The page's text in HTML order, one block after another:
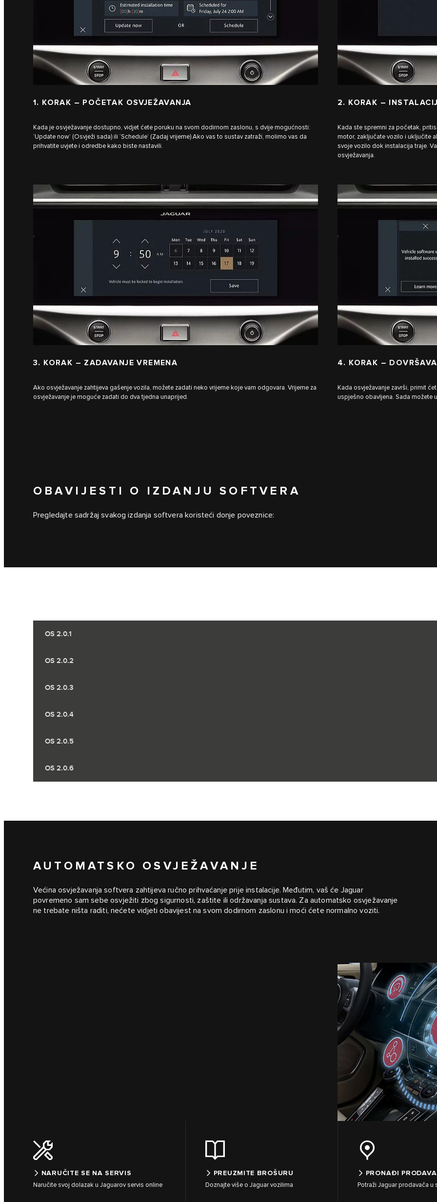
1. KORAK – POČETAK OSVJEŽAVANJA
Kada je osvježavanje dostupno, vidjet ćete poruku na svom dodirnom zaslonu, s dvije mogućnosti:
‘Update now’ (Osvježi sada) ili ‘Schedule’ (Zadaj vrijeme) Ako vas to sustav zatraži, molimo vas da
prihvatite uvjete i odredbe kako biste nastavili.
2. KORAK –
Kada ste spremni za početak,
motor, zaključate vozilo i uključite
svoje vozilo dok instalacija traje.
osvježavanja.
3. KORAK – ZADAVANJE VREMENA
Ako osvježavanje zahtijeva gašenje vozila, možete zadati neko vrijeme koje vam odgovara. Vrijeme za
osvježavanje je moguće zadati do dva tjedna unaprijed.
4. KORAK –
Kada osvježavanje završi, primit
uspješno obavljena. Sada možete
OBAVIJESTI O IZDANJU SOFTVERA
Pregledajte sadržaj svakog izdanja softvera koristeći donje poveznice:
OS 2.0.1
OS 2.0.2
OS 2.0.3
OS 2.0.4
OS 2.0.5
OS 2.0.6
AUTOMATSKO OSVJEŽAVANJE
Većina osvježavanja softvera zahtijeva ručno prihvaćanje prije instalacije. Međutim, vaš će Jaguar
povremeno sam sebe osvježiti zbog sigurnosti, zaštite ili održavanja sustava. Za automatsko osvježavanje
ne trebate ništa raditi, nećete vidjeti obavijest na svom dodirnom zaslonu i moći ćete normalno voziti.
NARUČITE SE NA SERVIS
Naručite svoj dolazak u Jaguarov servis online
PREUZMITE BROŠURU
Doznajte više o Jaguar vozilima
PRONAĐI
Potraži Jaguar prodavača u